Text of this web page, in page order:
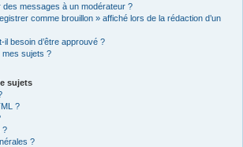
messages à un modérateur ?
comme brouillon » affiché lors de la rédaction d’un
besoin d’être approuvé ?
mes sujets ?
sujets
?
?
?